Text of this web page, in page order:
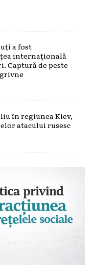
a fost
internațională
Captură de peste
în regiunea Kiev,
atacului rusesc